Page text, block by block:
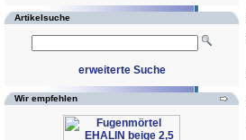
Artikelsuche
erweiterte Suche
Wir empfehlen